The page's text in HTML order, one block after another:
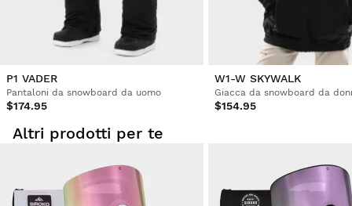
P1 VADER
Pantaloni da snowboard da uomo
$174.95
W1-W SKYWALK
Giacca da snowboard da
$154.95
Altri prodotti per te